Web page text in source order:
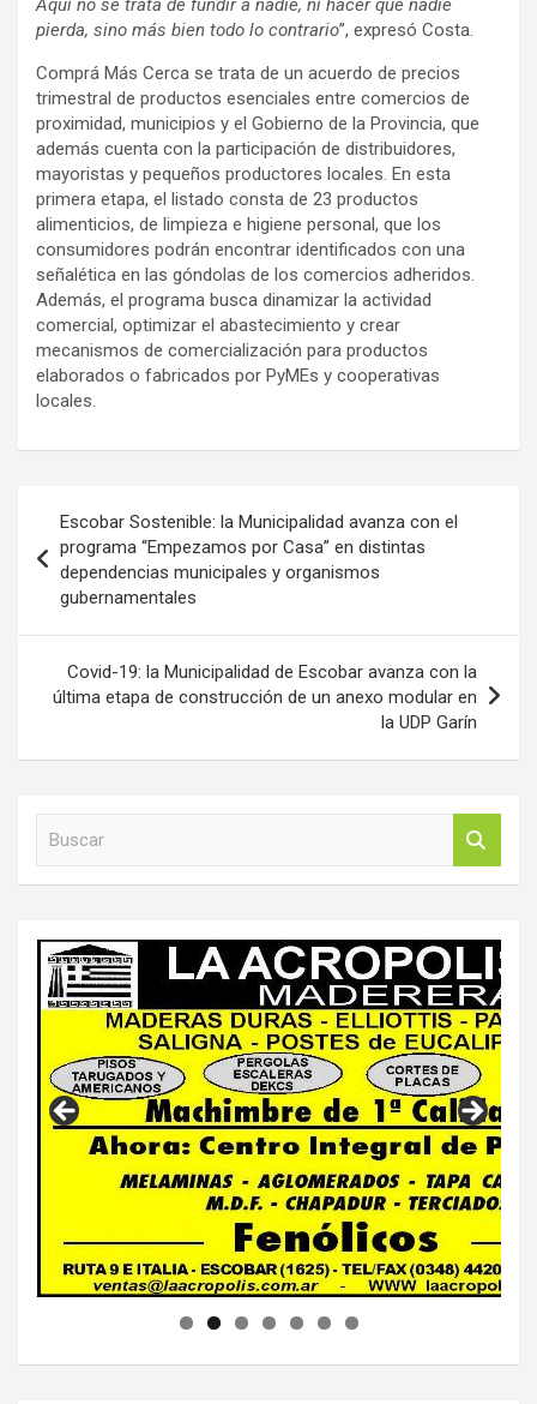
pierda, sino más bien todo lo contrario”, expresó Costa.
Comprá Más Cerca se trata de un acuerdo de precios
trimestral de productos esenciales entre comercios de
proximidad, municipios y el Gobierno de la Provincia, que
además cuenta con la participación de distribuidores,
mayoristas y pequeños productores locales. En esta
primera etapa, el listado consta de 23 productos
alimenticios, de limpieza e higiene personal, que los
consumidores podrán encontrar identificados con una
señalética en las góndolas de los comercios adheridos.
Además, el programa busca dinamizar la actividad
comercial, optimizar el abastecimiento y crear
mecanismos de comercialización para productos
elaborados o fabricados por PyMEs y cooperativas
locales.
de
entradas
Escobar Sostenible: la Municipalidad avanza con el
programa “Empezamos por Casa” en distintas
dependencias municipales y organismos
gubernamentales
Covid-19: la Municipalidad de Escobar avanza con la
última etapa de construcción de un anexo modular en
la UDP Garín
r